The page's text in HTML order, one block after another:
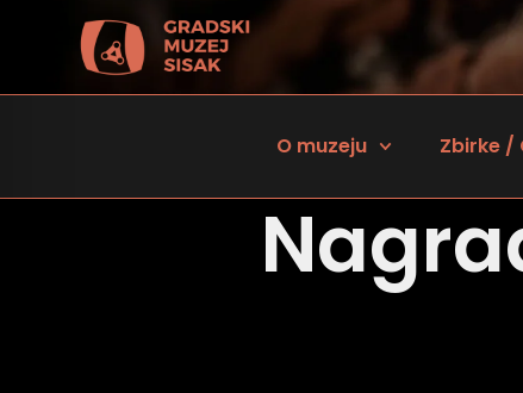
O muzeju Zbirke /